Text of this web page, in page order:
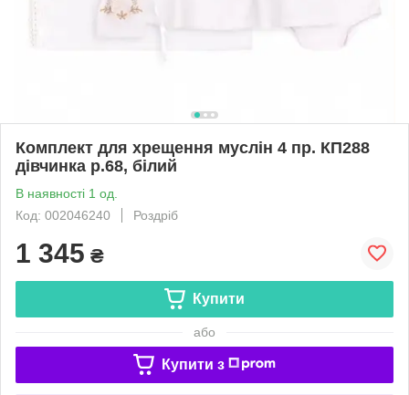
Комплект для хрещення муслін 4 пр. КП288
дівчинка р.68, білий
В наявності 1 од.
Код: 002046240
Роздріб
1 345 ₴
Купити
або
Купити з